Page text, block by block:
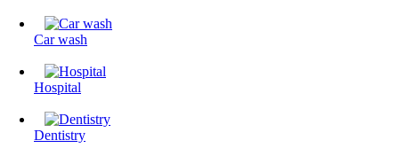
Сar wash
Hospital
Dentistry